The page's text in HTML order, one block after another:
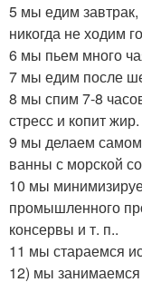
5 мы едим
никогда не ходим
6 мы пьем много
7 мы едим после
8 мы спим 7-8
стресс и копит
9 мы делаем
ванны с морской
10 мы
промышленного
консервы и т. п..
11 мы стараемся
12) мы